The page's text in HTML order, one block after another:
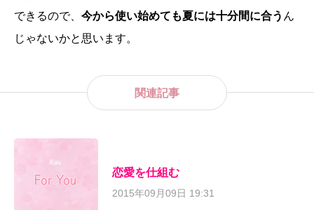
できるので、 今から使い始めても夏には十分間に合う ん
じゃないかと思います。
関連記事
恋愛を仕組む
2015年09月09日 19:31